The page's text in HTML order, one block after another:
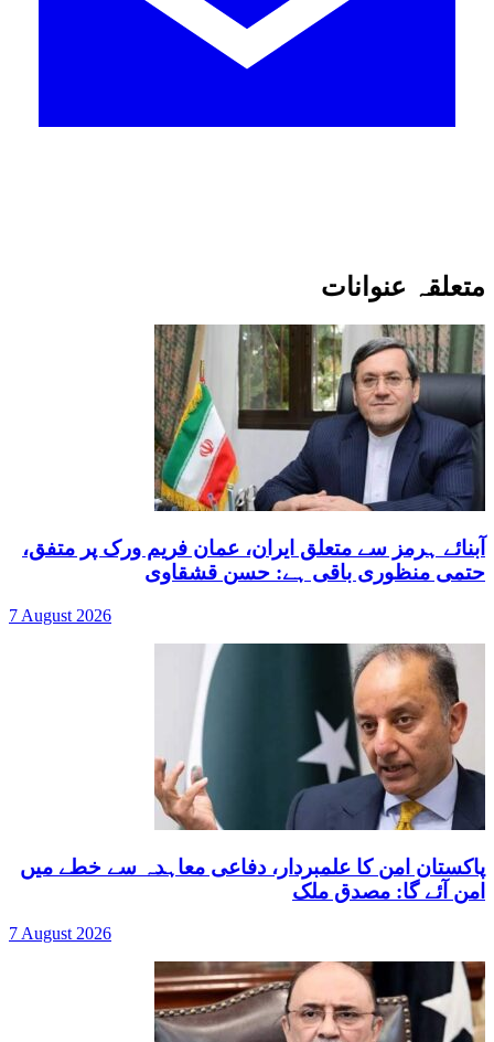
متعلقہ عنوانات
آبنائے ہرمز سے متعلق ایران، عمان فریم ورک پر متفق،
حتمی منظوری باقی ہے: حسن قشقاوی
7 August 2026
پاکستان امن کا علمبردار، دفاعی معاہدہ سے خطے میں
امن آئے گا: مصدق ملک
7 August 2026